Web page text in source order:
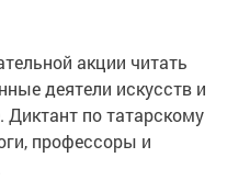
акции читать
деятели искусств и
Диктант по татарскому
профессоры и